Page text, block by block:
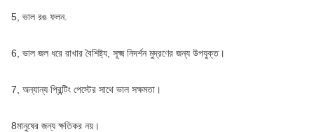
5, ভাল রঙ ফলন.
6, ভাল জল ধরে রাখার বৈশিষ্ট্য, সূক্ষ্ম নিদর্শন মুদ্রণের জন্য উপযুক্ত।
7, অন্যান্য প্রিন্টিং পেস্টের সাথে ভাল সক্ষমতা।
8মানুষের জন্য ক্ষতিকর নয়।